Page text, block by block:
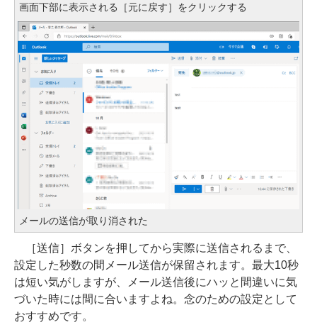
画面下部に表示される［元に戻す］をクリックする
メールの送信が取り消された
［送信］ボタンを押してから実際に送信されるまで、
設定した秒数の間メール送信が保留されます。最大10秒
は短い気がしますが、メール送信後にハッと間違いに気
づいた時には間に合いますよね。念のための設定として
おすすめです。